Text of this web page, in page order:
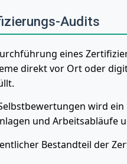
Audits
eines
direkt vor Ort oder
wird
und
Bestandteil der